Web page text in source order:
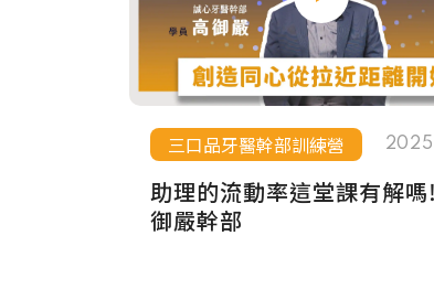
三口品牙醫幹部訓練營
助理的流動率這堂課有解嗎
御嚴幹部